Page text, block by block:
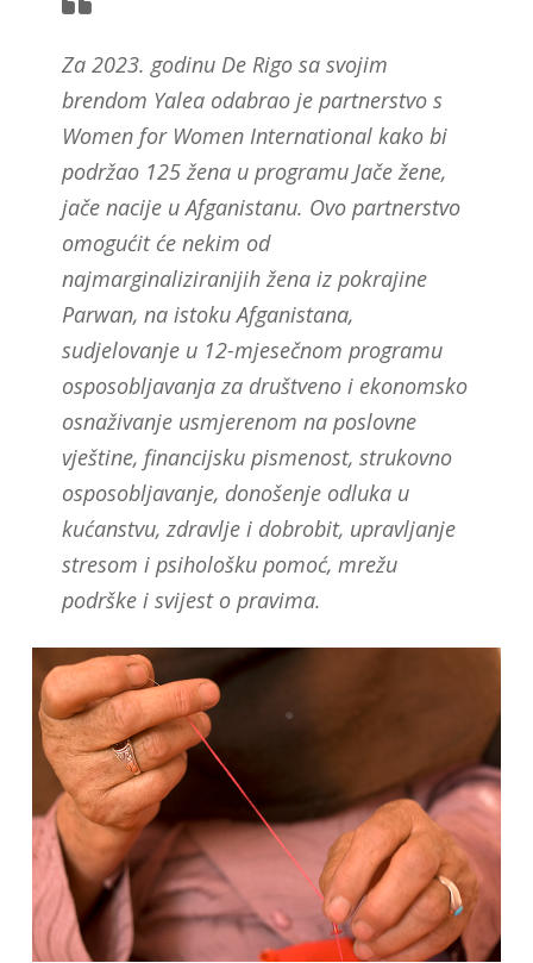
Za 2023. godinu De Rigo sa svojim
brendom Yalea odabrao je partnerstvo s
Women for Women International kako bi
podržao 125 žena u programu Jače žene,
jače nacije u Afganistanu. Ovo partnerstvo
omogućit će nekim od
najmarginaliziranijih žena iz pokrajine
Parwan, na istoku Afganistana,
sudjelovanje u 12-mjesečnom programu
osposobljavanja za društveno i ekonomsko
osnaživanje usmjerenom na poslovne
vještine, financijsku pismenost, strukovno
osposobljavanje, donošenje odluka u
kućanstvu, zdravlje i dobrobit, upravljanje
stresom i psihološku pomoć, mrežu
podrške i svijest o pravima.